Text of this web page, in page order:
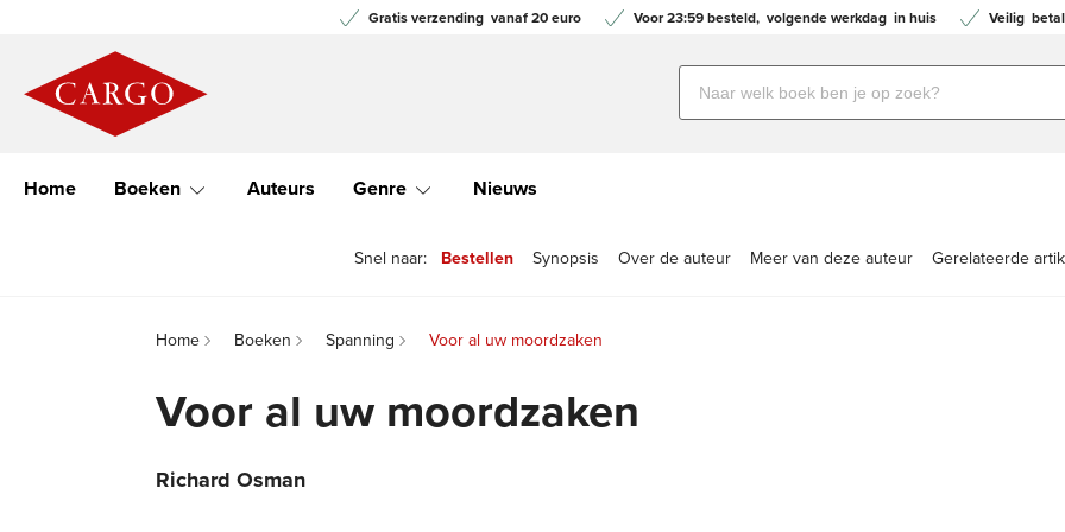
Gratis verzendingvanaf 20 euro Voor 23:59 besteld, volgende werkdagin huis Veilig
Zoeken
naar
Home Boeken Auteurs Genre Nieuws
Snel naar: Bestellen Synopsis Over de auteur Meer van deze auteur Gerelateerde
Home Boeken Spanning Voor al uw moordzaken
Voor al uw moordzaken
Richard Osman